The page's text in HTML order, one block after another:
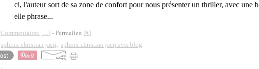
ci, l'auteur sort de sa zone de confort pour nous présenter un thriller, avec une b
elle phrase...
Commentaires […] - Permalien [#]
sphinx christian jacq, sphinx christian jacq avis blog